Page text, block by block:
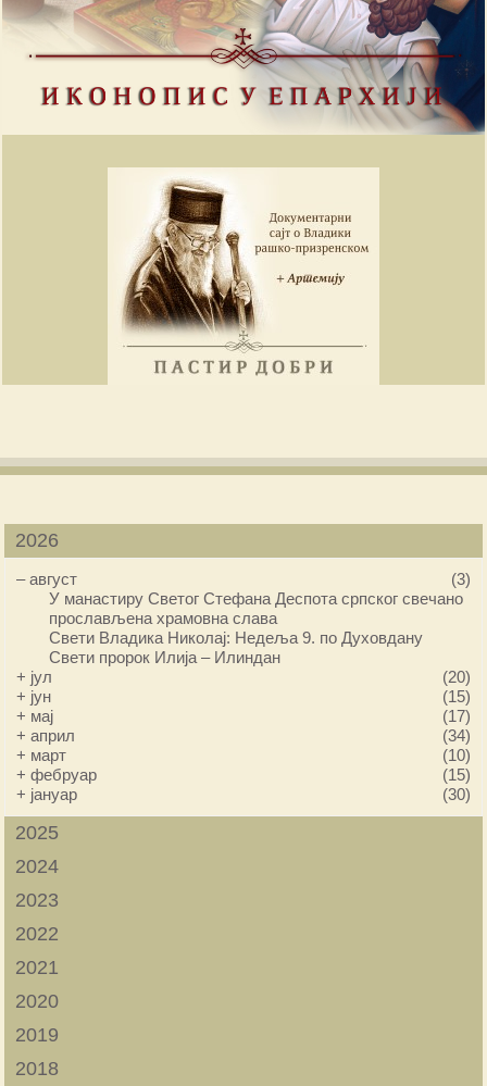
2026
–август
(3)
У манастиру Светог Стефана Деспота српског свечано
прослављена храмовна слава
Свети Владика Николај: Недеља 9. по Духовдану
Свети пророк Илија – Илиндан
+ јул
(20)
+ јун
(15)
+ мај
(17)
+април
(34)
+ март
(10)
+фебруар
(15)
+ јануар (30)
2025
2024
2023
2022
2021
2020
2019
2018